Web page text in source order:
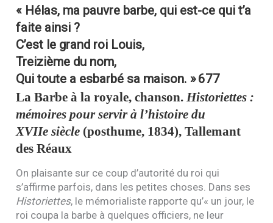
« Hélas, ma pauvre barbe, qui est-ce qui t’a
faite ainsi ?
C’est le grand roi Louis,
Treizième du nom,
Qui toute a esbarbé sa maison. »677
La Barbe à la royale, chanson. Historiettes :
mémoires pour servir à l’histoire du
XVIIe siècle (posthume, 1834), Tallemant
des Réaux
On plaisante sur ce coup d’autorité du roi qui
s’affirme parfois, dans les petites choses. Dans ses
Historiettes, le mémorialiste rapporte qu’« un jour, le
roi coupa la barbe à quelques officiers, ne leur